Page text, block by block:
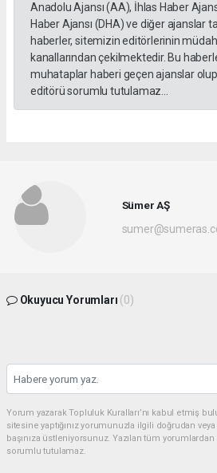
Anadolu Ajansı (AA), İhlas Haber
Haber Ajansı (DHA) ve diğer ajanslar
haberler, sitemizin editörlerinin
kanallarından çekilmektedir. Bu
muhataplar haberi geçen ajanslar
editörü sorumlu tutulamaz...
Sümer AŞ
Okuyucu Yorumları (0)
Yorum yazarak Topluluk Kuralları’nı kabul etmiş
sitesine yaptığınız yorumunuzla ilgili doğrudan
başınıza üstleniyorsunuz. Yazılan tüm
sorumlu tutulamaz.